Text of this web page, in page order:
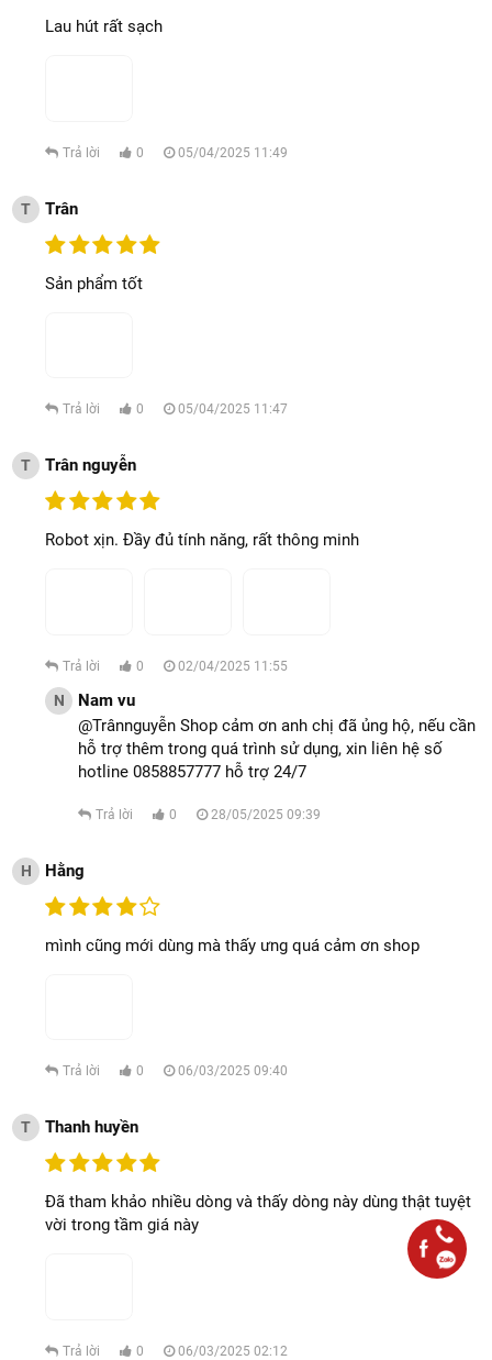
Lau hút rất sạch
Trả lời 0 05/04/2025 11:49
T Trân
Sản phẩm tốt
Trả lời 0 05/04/2025 11:47
T Trân nguyễn
Robot xịn. Đầy đủ tính năng, rất thông minh
Trả lời 0 02/04/2025 11:55
N
Nam vu
@Trânnguyễn Shop cảm ơn anh chị đã ủng hộ, nếu cần
hỗ trợ thêm trong quá trình sử dụng, xin liên hệ số
hotline 0858857777 hỗ trợ 24/7
Trả lời 0 28/05/2025 09:39
H Hằng
mình cũng mới dùng mà thấy ưng quá cảm ơn shop
Trả lời 0 06/03/2025 09:40
T Thanh huyền
Đã tham khảo nhiều dòng và thấy dòng này dùng thật tuyệt
vời trong tầm giá này
Trả lời 0 06/03/2025 02:12